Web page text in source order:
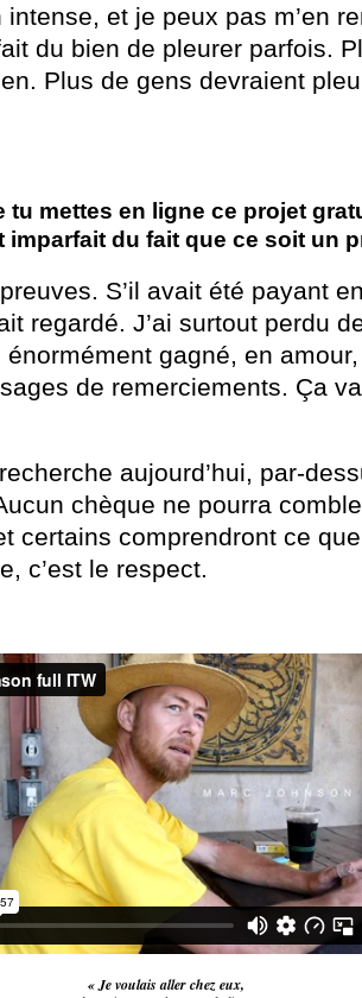
et je peux pas m’en
du bien de pleurer parfois.
Plus de gens devraient
tu mettes en ligne ce projet
imparfait du fait que ce soit un
S’il avait été payant
regardé. J’ai surtout perdu
énormément gagné, en
de remerciements. Ça
aujourd’hui, par-
chèque ne pourra
certains comprendront ce
c’est le respect.
« Je voulais aller chez eux,